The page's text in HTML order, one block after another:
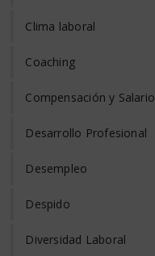
Clima laboral
Coaching
Compensación y Salario
Desarrollo Profesional
Desempleo
Despido
Diversidad Laboral